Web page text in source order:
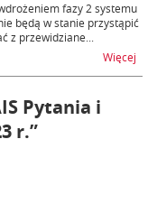
fazy 2 systemu
będą w stanie przystąpić
z przewidziane...
Więcej
Pytania i
r.”